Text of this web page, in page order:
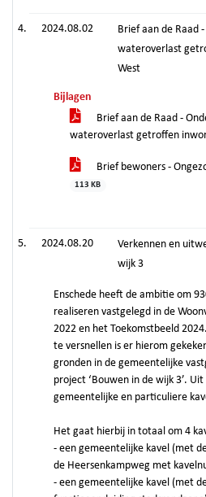
2024.08.02
Brief aan de Raad
wateroverlast
West
Bijlagen
Brief aan de Raad -
wateroverlast getroffen
Brief bewoners -
113 KB
2024.08.20
Verkennen en
wijk 3
Enschede heeft de ambitie om
realiseren vastgelegd in de
2022 en het Toekomstbeeld
te versnellen is er hierom
gronden in de gemeentelijke
project ‘Bouwen in de wijk 3’.
gemeentelijke en particuliere
Het gaat hierbij in totaal om 4
- een gemeentelijke kavel (met
de Heersenkampweg met
- een gemeentelijke kavel (met